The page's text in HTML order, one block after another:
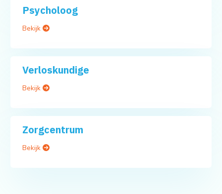
Psycholoog
Bekijk
Verloskundige
Bekijk
Zorgcentrum
Bekijk